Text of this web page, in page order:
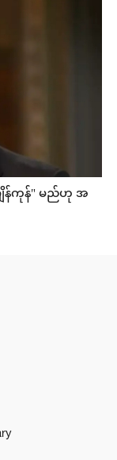
ျိန်ကုန်" မည်ဟု အ